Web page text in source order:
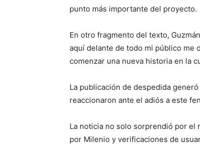
punto más importante del proyecto.
En otro fragmento del texto,
aquí delante de todo mi público me
comenzar una nueva historia en la
La publicación de despedida
reaccionaron ante el adiós a este
La noticia no solo sorprendió por
por Milenio y verificaciones de